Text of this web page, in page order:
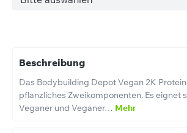
Beschreibung
Das Bodybuilding Depot Vegan 2K
pflanzliches Zweikomponenten. Es eignet
Veganer und Veganer… Mehr